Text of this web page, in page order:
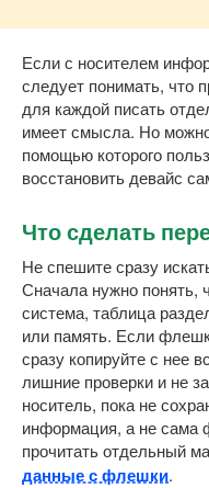
Если с носителем
следует понимать, что
для каждой писать
имеет смысла. Но
помощью которого
восстановить девайс
Что сделать
Не спешите сразу
Сначала нужно понять,
система, таблица
или память. Если
сразу копируйте с нее
лишние проверки и не
носитель, пока не
информация, а не сама
прочитать отдельный
данные с флешки.